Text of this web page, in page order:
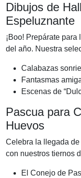
Dibujos de
Espeluznante
¡Boo! Prepárate para
del año. Nuestra
Calabazas
Fantasmas
Escenas de
Pascua para
Huevos
Celebra la llegada
con nuestros tiernos
El Conejo de